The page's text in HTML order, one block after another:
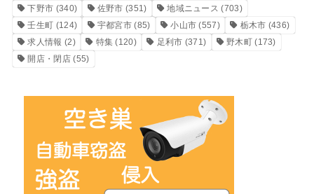
下野市 (340) 佐野市 (351) 地域ニュース (703)
壬生町 (124) 宇都宮市 (85) 小山市 (557) 栃木市 (436)
求人情報 (2) 特集 (120) 足利市 (371) 野木町(173)
開店・閉店(55)